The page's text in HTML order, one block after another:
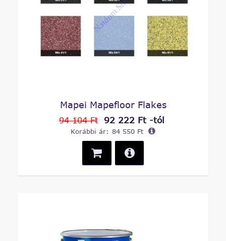
Mapei Mapefloor Flakes
94 104 Ft 92 222 Ft -tól
Korábbi ár: 84 550 Ft